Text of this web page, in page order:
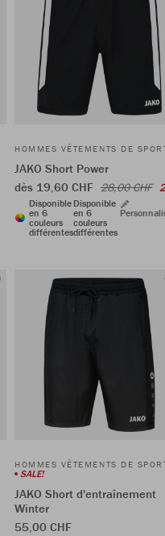
HOMMES VÊTEMENTS DE
JAKO Short Power
dès 19,60 CHF 28,00 CHF
Disponible
en 6
couleurs
différentes
Disponible
en 6
couleurs
différentes
HOMMES VÊTEMENTS DE
SALE!
JAKO Short d'entraînement
Winter
55,00 CHF